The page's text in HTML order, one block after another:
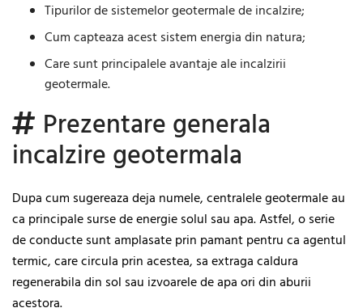
Tipurilor de sistemelor geotermale de incalzire;
Cum capteaza acest sistem energia din natura;
Care sunt principalele avantaje ale incalzirii
geotermale.
Prezentare generala
incalzire geotermala
Dupa cum sugereaza deja numele, centralele geotermale au
ca principale surse de energie solul sau apa. Astfel, o serie
de conducte sunt amplasate prin pamant pentru ca agentul
termic, care circula prin acestea, sa extraga caldura
regenerabila din sol sau izvoarele de apa ori din aburii